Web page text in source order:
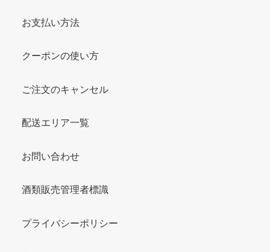
お支払い方法
クーポンの使い方
ご注文のキャンセル
配送エリア一覧
お問い合わせ
酒類販売管理者標識
プライバシーポリシー